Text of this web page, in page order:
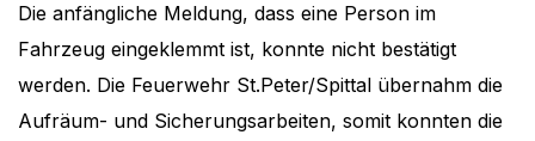
Die anfängliche Meldung, dass eine Person im
Fahrzeug eingeklemmt ist, konnte nicht bestätigt
werden. Die Feuerwehr St.Peter/Spittal übernahm die
Aufräum- und Sicherungsarbeiten, somit konnten die